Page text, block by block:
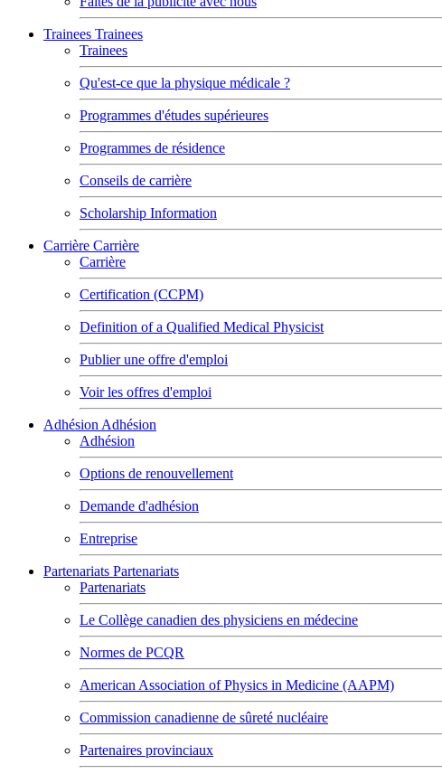
Trainees Trainees
Trainees
Qu'est-ce que la physique médicale ?
Programmes d'études supérieures
Programmes de résidence
Conseils de carrière
Scholarship Information
Carrière Carrière
Carrière
Certification (CCPM)
Definition of a Qualified Medical Physicist
Publier une offre d'emploi
Voir les offres d'emploi
Adhésion Adhésion
Adhésion
Options de renouvellement
Demande d'adhésion
Entreprise
Partenariats Partenariats
Partenariats
Le Collège canadien des physiciens en médecine
Normes de PCQR
American Association of Physics in Medicine (AAPM)
Commission canadienne de sûreté nucléaire
Partenaires provinciaux